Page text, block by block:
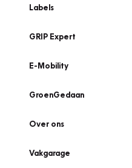
Labels
GRIP Expert
E-Mobility
GroenGedaan
Over ons
Vakgarage